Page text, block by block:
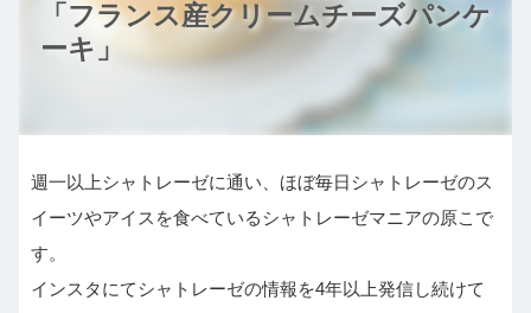
「フランス産クリームチーズパンケ
ーキ」
週一以上シャトレーゼに通い、ほぼ毎日シャトレーゼのス
イーツやアイスを食べているシャトレーゼマニアの原こで
す。
インスタにてシャトレーゼの情報を4年以上発信し続けて